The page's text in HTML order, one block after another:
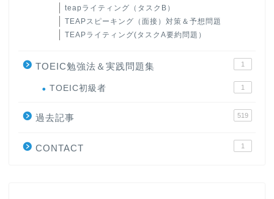
teapライティング（タスクB）
TEAPスピーキング（面接）対策＆予想問題
TEAPライティング(タスクA要約問題）
TOEIC勉強法＆実践問題集 1
TOEIC初級者 1
過去記事 519
CONTACT 1